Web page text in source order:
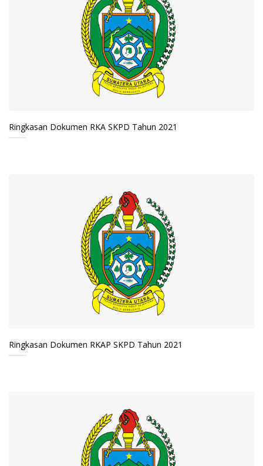
Ringkasan Dokumen RKA SKPD Tahun 2021
Ringkasan Dokumen RKAP SKPD Tahun 2021